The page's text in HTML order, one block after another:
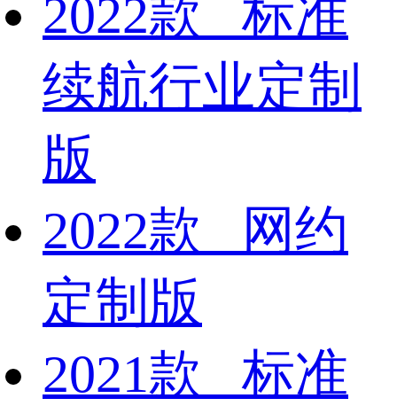
2022款 标准
续航行业定制
版
2022款 网约
定制版
2021款 标准